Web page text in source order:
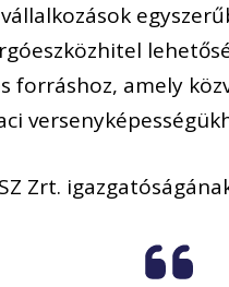
hitel
forráshoz, amely
Zrt.